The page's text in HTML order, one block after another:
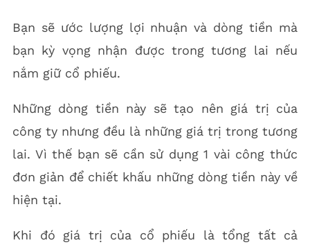
Bạn sẽ ước lượng lợi nhuận và dòng tiền mà
bạn kỳ vọng nhận được trong tương lai nếu
nắm giữ cổ phiếu.
Những dòng tiền này sẽ tạo nên giá trị của
công ty nhưng đều là những giá trị trong tương
lai. Vì thế bạn sẽ cần sử dụng 1 vài công thức
đơn giản để chiết khấu những dòng tiền này về
hiện tại.
Khi đó giá trị của cổ phiếu là tổng tất cả